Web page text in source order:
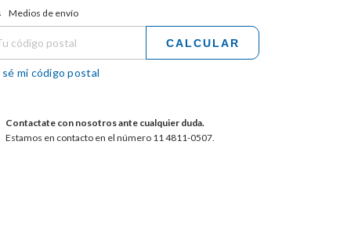
para el CP:
Medios de envío
CALCULAR
sé mi código postal
Contactate con nosotros ante cualquier duda.
Estamos en contacto en el número 11 4811-0507.